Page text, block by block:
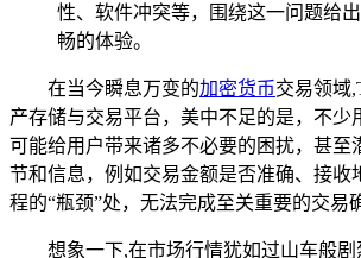
性、软件冲突等，围绕这一问题给
畅的体验。
在当今瞬息万变的加密货币交易领域
产存储与交易平台，美中不足的是，不
可能给用户带来诸多不必要的困扰，甚至
节和信息，例如交易金额是否准确、接
程的“瓶颈”处，无法完成至关重要的交易
想象一下,在市场行情犹如过山车般